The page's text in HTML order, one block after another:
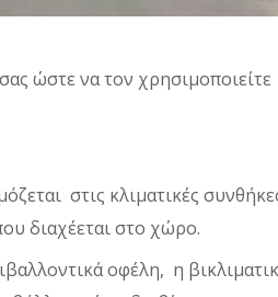
ώστε να τον χρησιμοποιείτε
στις κλιματικές
διαχέεται στο χώρο.
οφέλη, η